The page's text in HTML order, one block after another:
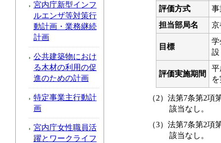
宮内庁新型インフ
ルエンザ等対策行
動計画・業務継続
計画
公共建築物におけ
る木材の利用の促
進のための計画
特定事業主行動計
画
宮内庁女性職員活
躍とワークライフ
評価方式
事
担当部局名
京
目標
学
設
評価実施期間
平
（2）法第7条第2
該当なし。
（3）法第7条第2
該当なし。